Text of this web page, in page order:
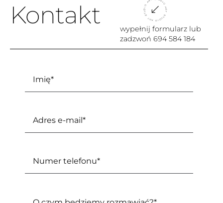
Kontakt
wypełnij formularz lub
zadzwoń 694 584 184